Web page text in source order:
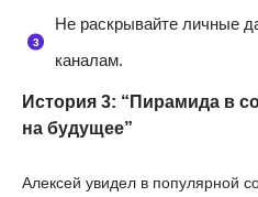
Не раскрывайте личные
каналам.
История 3: “Пирамида в
на будущее”
Алексей увидел в популярной